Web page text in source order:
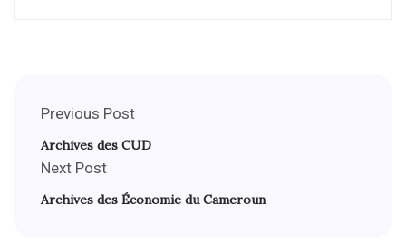
Previous Post
Archives des CUD
Next Post
Archives des Économie du Cameroun